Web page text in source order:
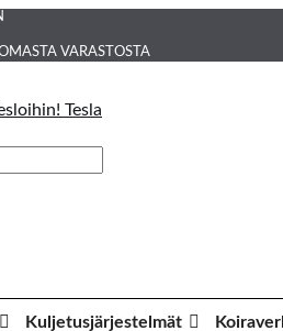
VARASTOSTA
Kuljetusjärjestelmät